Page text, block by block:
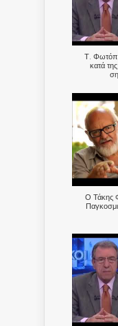
Τ.
κατά
Ο Τάκης